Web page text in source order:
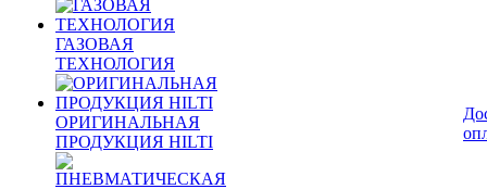
ГАЗОВАЯ
ТЕХНОЛОГИЯ
ОРИГИНАЛЬНАЯ
ПРОДУКЦИЯ HILTI